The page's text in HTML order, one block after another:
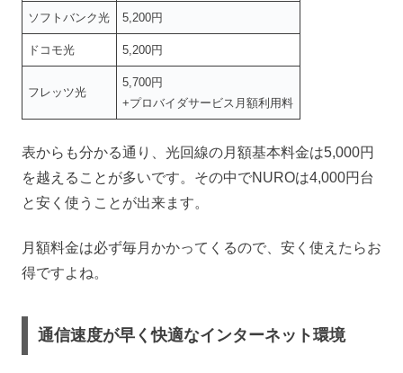
ソフトバンク光 5,200円
ドコモ光 5,200円
フレッツ光
5,700円
+プロバイダサービス月額利用料
表からも分かる通り、光回線の月額基本料金は5,000円
を越えることが多いです。その中でNUROは4,000円台
と安く使うことが出来ます。
月額料金は必ず毎月かかってくるので、安く使えたらお
得ですよね。
通信速度が早く快適なインターネット環境